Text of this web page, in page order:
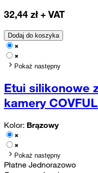
32,44 zł + VAT
Dodaj do koszyka
Pokaż następny
Etui silikonowe
kamery
Kolor: Brązowy
Pokaż następny
Płatne Jednorazowo